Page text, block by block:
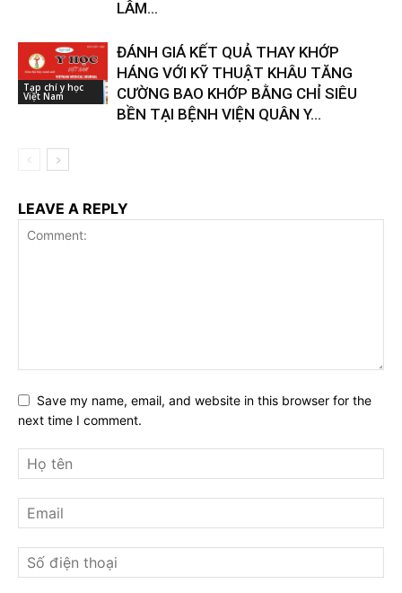
LÂM...
Tạp chí y học
Việt Nam
ĐÁNH GIÁ KẾT QUẢ THAY KHỚP
HÁNG VỚI KỸ THUẬT KHÂU TĂNG
CƯỜNG BAO KHỚP BẰNG CHỈ SIÊU
BỀN TẠI BỆNH VIỆN QUÂN Y...
LEAVE A REPLY
Save my name, email, and website in this browser for the
next time I comment.